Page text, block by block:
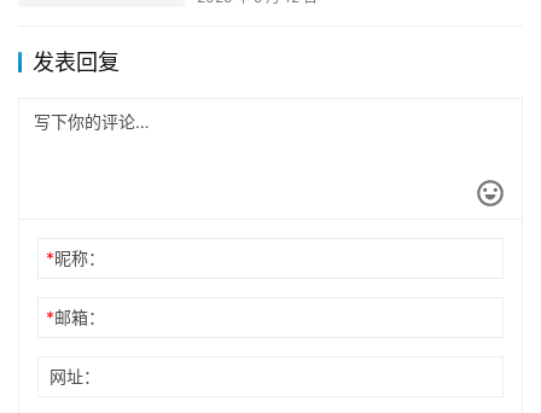
发表回复
*昵称：
*邮箱：
网址：